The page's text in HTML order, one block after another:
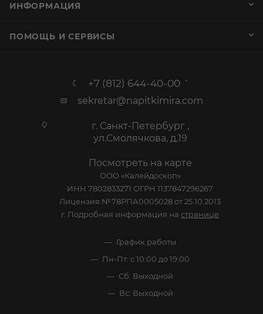
ИНФОРМАЦИЯ
ПОМОЩЬ И СЕРВИСЫ
+7 (812) 644-40-00
sekretar@napitkimira.com
г. Санкт-Петербург ,
ул.Смолячкова, д.19
Посмотреть на карте
ООО «Калейдоскоп»
ИНН 7802833271 ОГРН 1137847296267
Лицензия №78РПА0005028 от 25.10.2013
г. Подробная информация на странице
График работы
Пн-Пт: с 10:00 до 19:00
Сб: Выходной
Вс: Выходной